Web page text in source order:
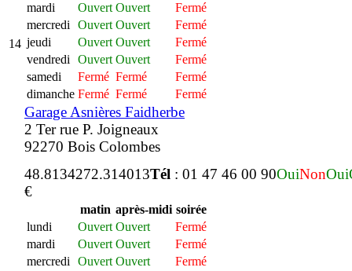
14
mardi
Ouvert Ouvert
Fermé
mercredi
Ouvert Ouvert
Fermé
jeudi
Ouvert Ouvert
Fermé
vendredi
Ouvert Ouvert
Fermé
samedi
Fermé Fermé
Fermé
dimanche Fermé Fermé Fermé
Garage Asnières Faidherbe
2 Ter rue P. Joigneaux
92270 Bois Colombes
48.8134272.314013Tél : 01 47 46 00 90OuiNonOui
€
matin après-midi soirée
lundi
Ouvert Ouvert
Fermé
mardi
Ouvert Ouvert
Fermé
mercredi
Ouvert Ouvert
Fermé